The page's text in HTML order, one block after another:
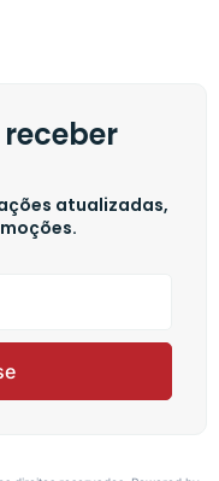
atualizadas,